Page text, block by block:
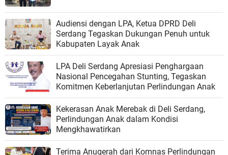
Audiensi dengan LPA, Ketua DPRD Deli
Serdang Tegaskan Dukungan Penuh untuk
Kabupaten Layak Anak
LPA Deli Serdang Apresiasi Penghargaan
Nasional Pencegahan Stunting, Tegaskan
Komitmen Keberlanjutan Perlindungan Anak
Kekerasan Anak Merebak di Deli Serdang,
Perlindungan Anak dalam Kondisi
Mengkhawatirkan
Terima Anugerah dari Komnas Perlindungan